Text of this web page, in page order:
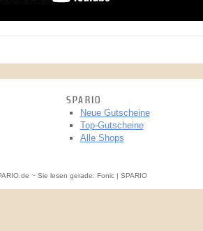
SPARIO
Neue Gutscheine
Top-Gutscheine
Alle Shops
~ Sie lesen gerade: Fonic | SPARIO